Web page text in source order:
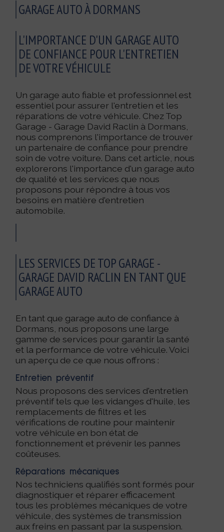
GARAGE AUTO À DORMANS
L'IMPORTANCE D'UN GARAGE AUTO
DE CONFIANCE POUR L'ENTRETIEN
DE VOTRE VÉHICULE
Un garage auto fiable et professionnel est
essentiel pour assurer l'entretien et les
réparations de votre véhicule. Chez Top
Garage - Garage David Raclin à Dormans,
nous comprenons l'importance de trouver
un partenaire de confiance pour prendre
soin de votre voiture. Dans cet article, nous
explorerons l'importance d'un garage auto
de qualité et les services que nous
proposons pour répondre à tous vos
besoins en matière d'entretien
automobile.
LES SERVICES DE TOP GARAGE -
GARAGE DAVID RACLIN EN TANT QUE
GARAGE AUTO
En tant que garage auto de confiance à
Dormans, nous proposons une large
gamme de services pour garantir la santé
et la performance de votre véhicule. Voici
un aperçu de ce que nous offrons :
Entretien préventif
Nous proposons des services d'entretien
préventif tels que les vidanges d'huile, les
remplacements de filtres et les
vérifications de routine pour maintenir
votre véhicule en bon état de
fonctionnement et prévenir les pannes
coûteuses.
Réparations mécaniques
Nos techniciens qualifiés sont formés pour
diagnostiquer et réparer efficacement
tous les problèmes mécaniques de votre
véhicule, des systèmes de transmission
aux freins en passant par la suspension.